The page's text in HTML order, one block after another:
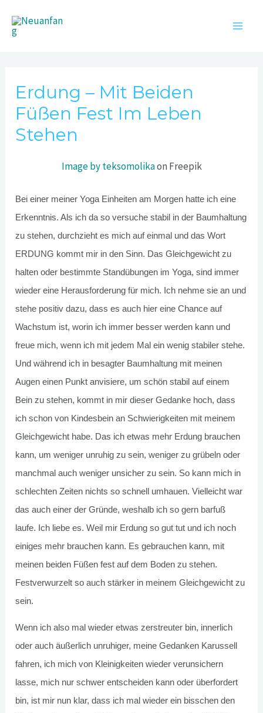
Inhalt
Erdung – Mit Beiden
Füßen Fest Im Leben
Stehen
Image by teksomolikaon Freepik
Bei einer meiner Yoga Einheiten am Morgen hatte ich eine
Erkenntnis. Als ich da so versuche stabil in der Baumhaltung
zu stehen, durchzieht es mich auf einmal und das Wort
ERDUNG kommt mir in den Sinn. Das Gleichgewicht zu
halten oder bestimmte Standübungen im Yoga, sind immer
wieder eine Herausforderung für mich. Ich nehme sie an und
stehe positiv dazu, dass es auch hier eine Chance auf
Wachstum ist, worin ich immer besser werden kann und
freue mich, wenn ich mit jedem Mal ein wenig stabiler stehe.
Und während ich in besagter Baumhaltung mit meinen
Augen einen Punkt anvisiere, um schön stabil auf einem
Bein zu stehen, kommt in mir dieser Gedanke hoch, dass
ich schon von Kindesbein an Schwierigkeiten mit meinem
Gleichgewicht habe. Das ich etwas mehr Erdung brauchen
kann, um weniger unruhig zu sein, weniger zu grübeln oder
manchmal auch weniger unsicher zu sein. So kann mich in
schlechten Zeiten nichts so schnell umhauen.Vielleicht war
das auch einer der Gründe, weshalb ich so gern barfuß
laufe. Ich liebe es. Weil mir Erdung so gut tut und ich noch
einiges mehr brauchen kann. Es gebrauchen kann, mit
meinen beiden Füßen fest auf dem Boden zu stehen.
Festverwurzelt so auch stärker in meinem Gleichgewicht zu
sein.
Wenn ich also mal wieder etwas zerstreuter bin, innerlich
oder auch äußerlich unruhiger, meine Gedanken Karussell
fahren, ich michvon Kleinigkeiten wieder verunsichern
lasse, mich nur schwer entscheiden kann oder überfordert
bin, ist mir nun klar, dass ich mal wieder ein bisschen den